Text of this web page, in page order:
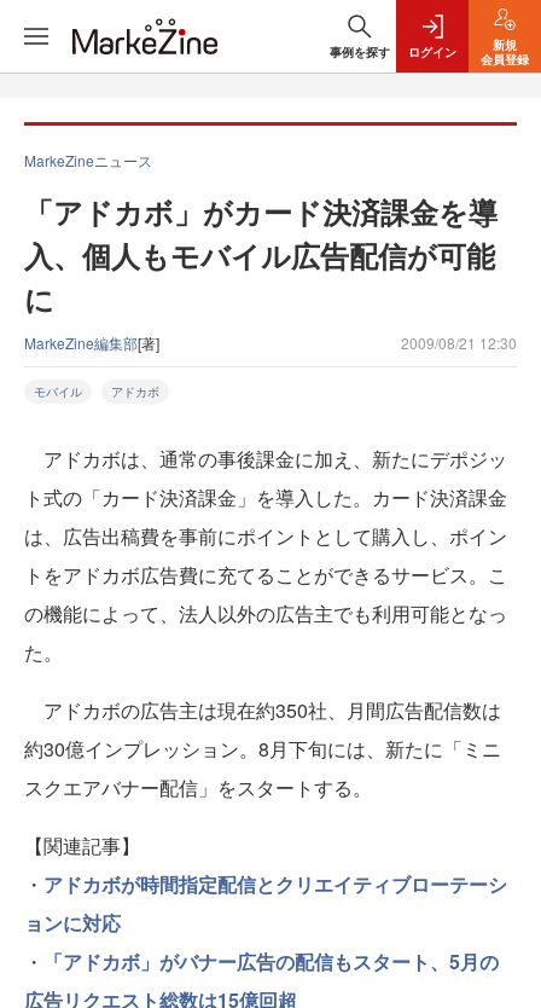
事例を探す ログイン
新規
会員登録
MarkeZineニュース
「アドカボ」がカード決済課金を導
入、個人もモバイル広告配信が可能
に
MarkeZine編集部[著] 2009/08/21 12:30
モバイル アドカボ
アドカボは、通常の事後課金に加え、新たにデポジッ
ト式の「カード決済課金」を導入した。カード決済課金
は、広告出稿費を事前にポイントとして購入し、ポイン
トをアドカボ広告費に充てることができるサービス。こ
の機能によって、法人以外の広告主でも利用可能となっ
た。
アドカボの広告主は現在約350社、月間広告配信数は
約30億インプレッション。8月下旬には、新たに「ミニ
スクエアバナー配信」をスタートする。
【関連記事】
・ アドカボが時間指定配信とクリエイティブローテーシ
ョンに対応
・
「アドカボ」がバナー広告の配信もスタート、5月の
広告リクエスト総数は15億回超